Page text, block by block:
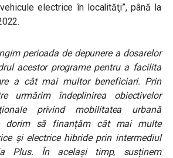
electrice în localităţi”, până la
perioada de depunere a dosarelor
acestor programe pentru a facilita
a cât mai multor beneficiari. Prin
urmărim îndeplinirea obiectivelor
privind mobilitatea urbană
dorim să finanțăm cât mai multe
și electrice hibride prin intermediul
Plus. În același timp, susținem